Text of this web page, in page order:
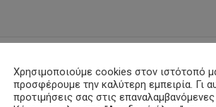
ΑΛΛΟΙ ΧΡΗΣΤΕΣ
Χρησιμοποιούμε cookies στον ιστότοπό
προσφέρουμε την καλύτερη εμπειρία. Γι
προτιμήσεις σας στις